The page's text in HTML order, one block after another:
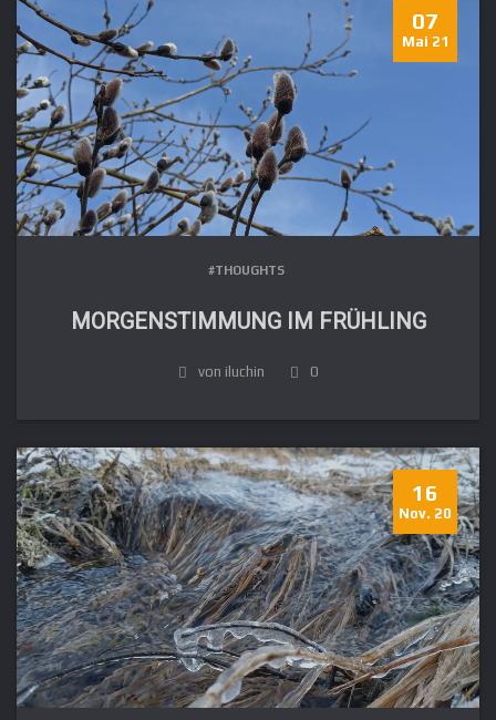
07
Mai 21
#THOUGHTS
MORGENSTIMMUNG IM FRÜHLING
von iluchin 0
16
Nov. 20